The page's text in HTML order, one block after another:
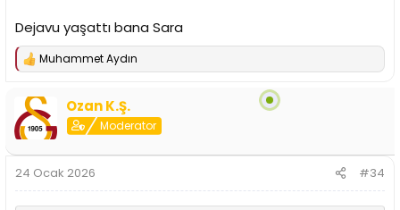
Dejavu yaşattı bana Sara
T
k
i
l
:
Muhammet Aydın
Ozan K.Ş.
Moderator
24 Ocak 2026 #34